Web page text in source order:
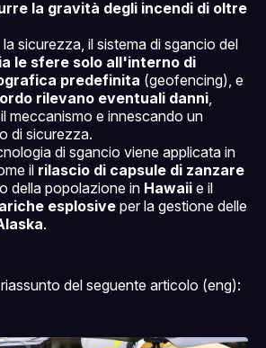
la gravità degli incendi di oltre
sicurezza, il sistema di sgancio del
le sfere solo all'interno di
predefinita (geofencing), e
rilevano eventuali danni
meccanismo e innescando un
di sicurezza.
di sgancio viene applicata in
il rilascio di capsule di zanzare
della popolazione in Hawaii e il
esplosiveper la gestione delle
.
del seguente articolo (eng):